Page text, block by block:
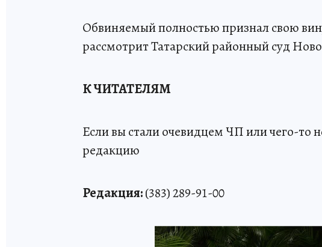
Обвиняемый полностью признал свою
рассмотрит Татарский районный суд
К ЧИТАТЕЛЯМ
Если вы стали очевидцем ЧП или чего-то
редакцию
Редакция:(383) 289-91-00